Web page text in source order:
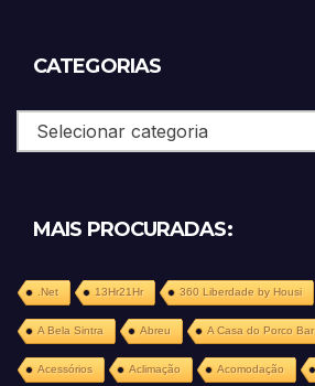
CATEGORIAS
Categorias
MAIS PROCURADAS:
.Net 13Hr21Hr 360 Liberdade by Housi
A Bela Sintra Abreu A Casa do Porco Bar
Acessórios Aclimação Acomodação